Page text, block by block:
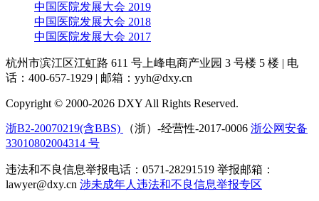
中国医院发展大会 2019
中国医院发展大会 2018
中国医院发展大会 2017
杭州市滨江区江虹路 611 号上峰电商产业园 3 号楼 5 楼 | 电
话：400-657-1929 | 邮箱：yyh@dxy.cn
Copyright © 2000-2026 DXY All Rights Reserved.
浙B2-20070219(含BBS) （浙）-经营性-2017-0006 浙公网安备
33010802004314 号
违法和不良信息举报电话：0571-28291519 举报邮箱：
lawyer@dxy.cn 涉未成年人违法和不良信息举报专区